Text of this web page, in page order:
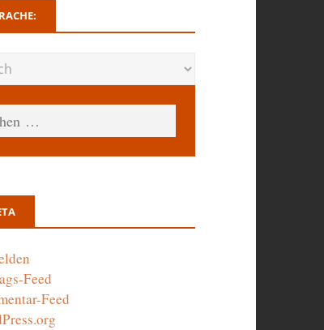
Feed
Feed